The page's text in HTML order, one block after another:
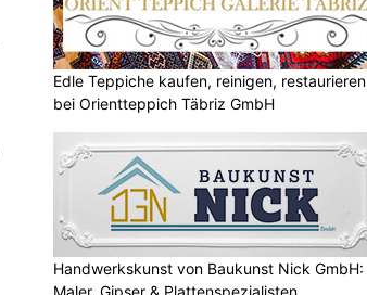
Edle Teppiche kaufen, reinigen, restaurieren
bei Orientteppich Täbriz GmbH
Handwerkskunst von Baukunst Nick GmbH:
Maler, Gipser & Plattenspezialisten